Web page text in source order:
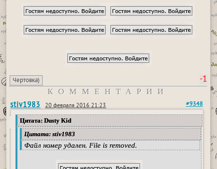
Чертовка) -1
КОММЕНТАРИИ
stiv1983 20 февраля 2016 21:23 #9348
Цитата: Dusty Kid
Цитата: stiv1983
Файл номер удален. File is removed.